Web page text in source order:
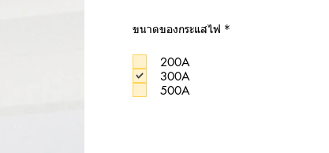
ขนาดของกระแสไฟ *
200A
300A
500A